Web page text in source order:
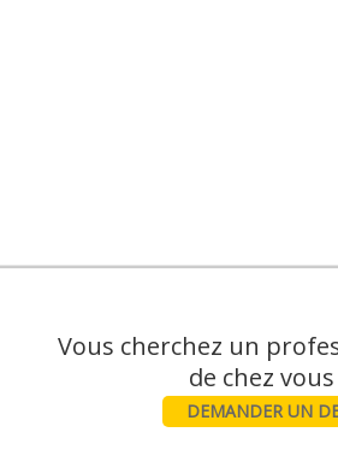
Vous cherchez un
DEMANDER UN